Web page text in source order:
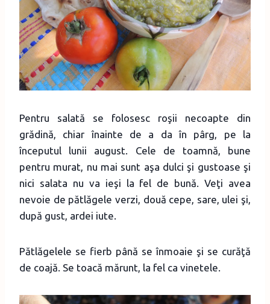
Pentru salată se folosesc roşii necoapte din
grădină, chiar înainte de a da în pârg, pe la
începutul lunii august. Cele de toamnă, bune
pentru murat, nu mai sunt aşa dulci şi gustoase şi
nici salata nu va ieşi la fel de bună. Veţi avea
nevoie de pătlăgele verzi, două cepe, sare, ulei şi,
după gust, ardei iute.
Pătlăgelele se fierb până se înmoaie şi se curăţă
de coajă. Se toacă mărunt, la fel ca vinetele.